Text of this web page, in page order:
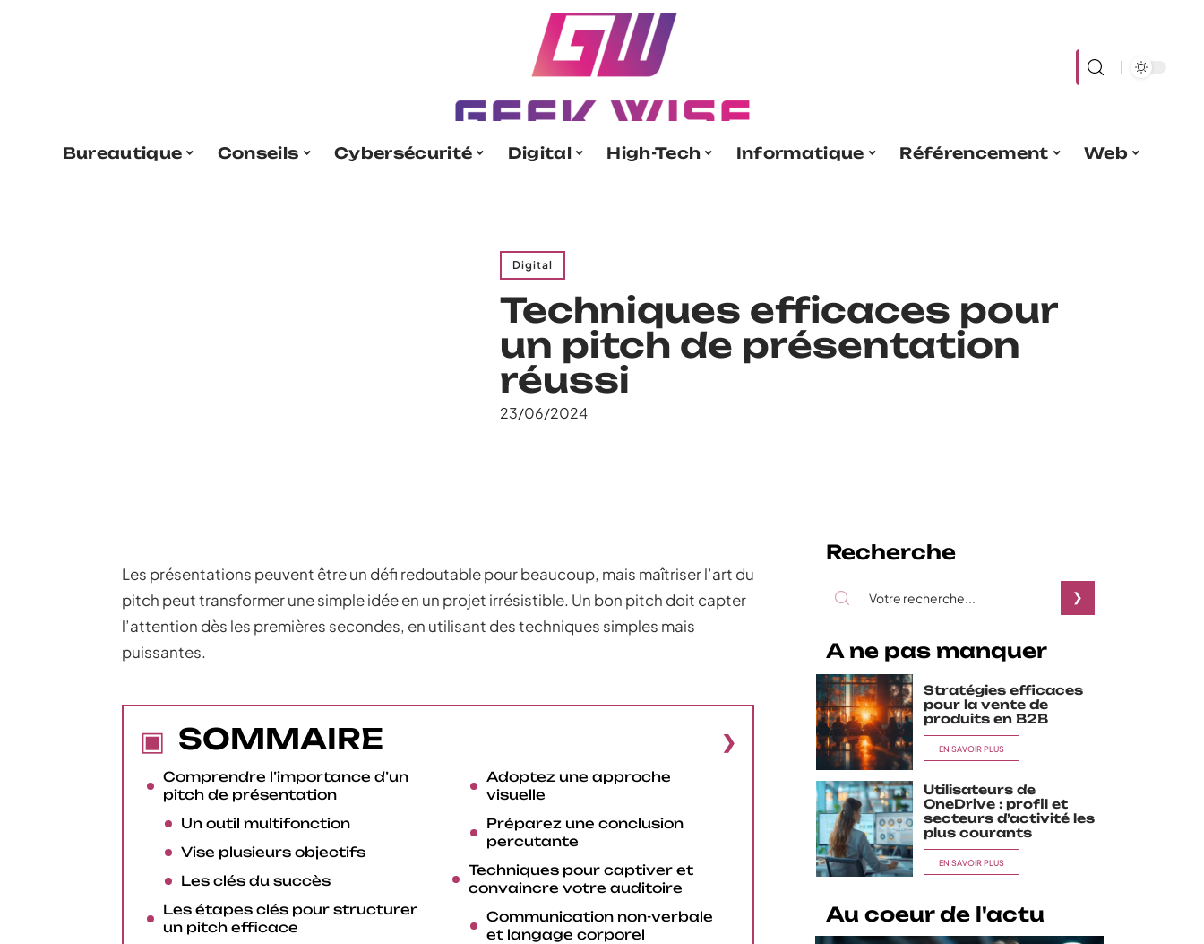
Bureautique Conseils Cybersécurité Digital High-Tech Informatique Référencement Web
Digital
Techniques efficaces pour
un pitch de présentation
réussi
23/06/2024
Les présentations peuvent être un défi redoutable pour beaucoup, mais maîtriser l’art du
pitch peut transformer une simple idée en un projet irrésistible. Un bon pitch doit capter
l’attention dès les premières secondes, en utilisant des techniques simples mais
puissantes.
SOMMAIRE
Comprendre l’importance d’un
pitch de présentation
Un outil multifonction
Vise plusieurs objectifs
Les clés du succès
Les étapes clés pour structurer
un pitch efficace
Adoptez une approche
visuelle
Préparez une conclusion
percutante
Techniques pour captiver et
convaincre votre auditoire
Communication non-verbale
et langage corporel
Recherche
A ne pas manquer
Stratégies efficaces
pour la vente de
produits en B2B
EN SAVOIR PLUS
Utilisateurs de
OneDrive : profil et
secteurs d’activité les
plus courants
EN SAVOIR PLUS
Au coeur de l'actu